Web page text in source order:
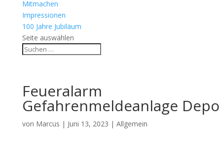
Mitmachen
Impressionen
100 Jahre Jubiläum
Seite auswählen
Feueralarm
Gefahrenmeldeanlage
von Marcus | Juni 13, 2023 | Allgemein